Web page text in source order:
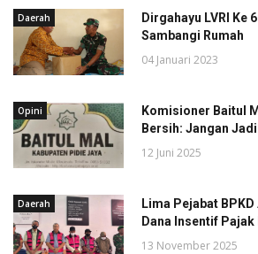
Daerah
Dirgahayu LVRI Ke
Sambangi Rumah
04 Januari 2023
Opini
Komisioner Baitul
Bersih: Jangan
12 Juni 2025
Daerah
Lima Pejabat
Dana Insentif Pajak
13 November 2025